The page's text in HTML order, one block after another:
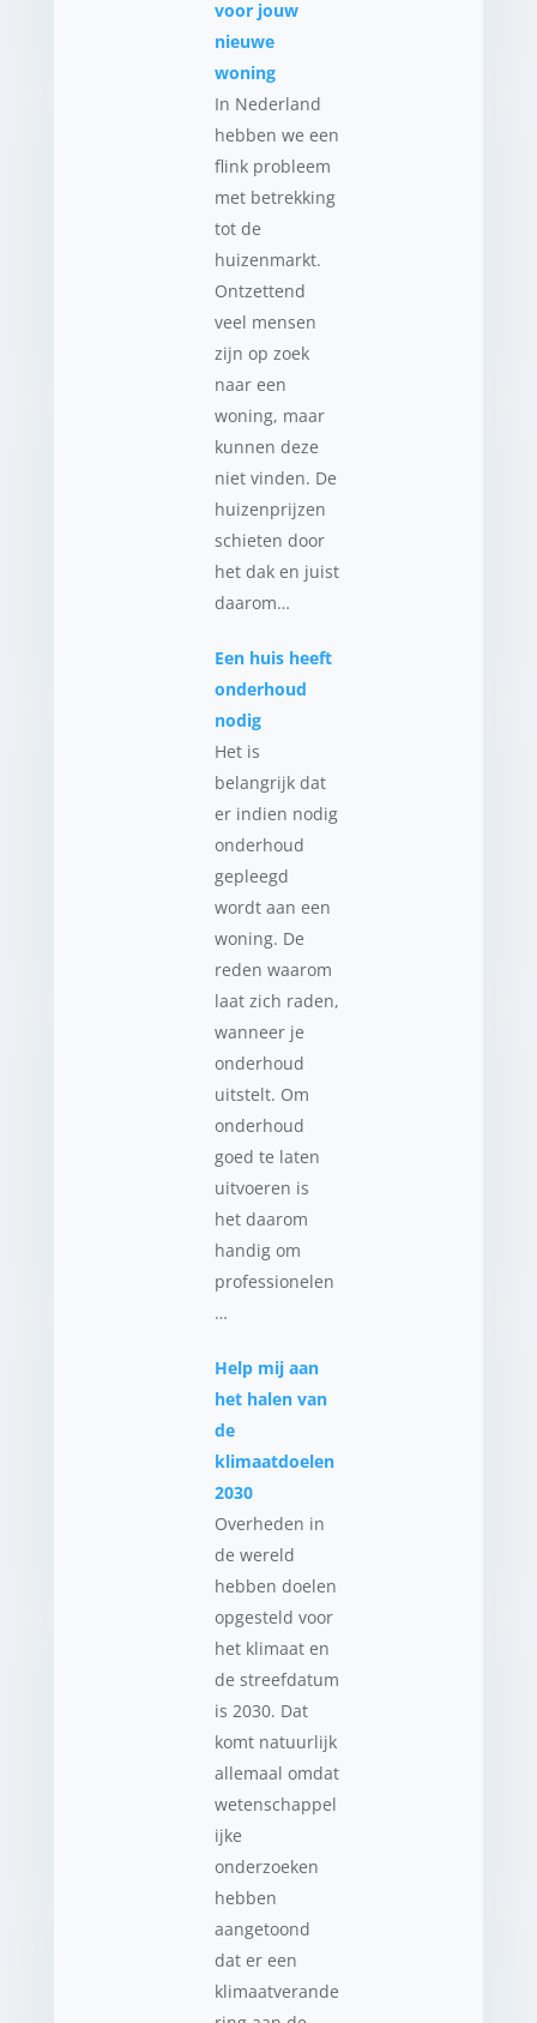
voor jouw
nieuwe
woning
In Nederland
hebben we een
flink probleem
met betrekking
tot de
huizenmarkt.
Ontzettend
veel mensen
zijn op zoek
naar een
woning, maar
kunnen deze
niet vinden. De
huizenprijzen
schieten door
het dak en juist
daarom…
Een huis heeft
onderhoud
nodig
Het is
belangrijk dat
er indien nodig
onderhoud
gepleegd
wordt aan een
woning. De
reden waarom
laat zich raden,
wanneer je
onderhoud
uitstelt. Om
onderhoud
goed te laten
uitvoeren is
het daarom
handig om
professionelen
…
Help mij aan
het halen van
de
klimaatdoelen
2030
Overheden in
de wereld
hebben doelen
opgesteld voor
het klimaat en
de streefdatum
is 2030. Dat
komt natuurlijk
allemaal omdat
wetenschappel
ijke
onderzoeken
hebben
aangetoond
dat er een
klimaatverande